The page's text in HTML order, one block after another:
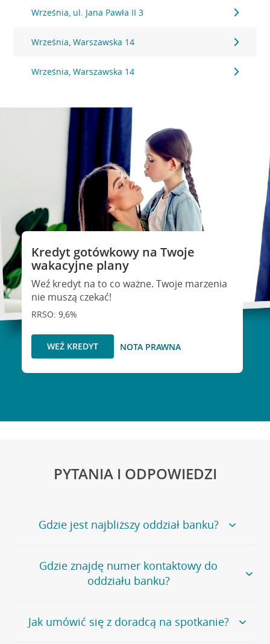
Września, ul. Jana Pawła II 3
Września, Warszawska 14
Września, Warszawska 14
Kredyt gotówkowy na Twoje
wakacyjne plany
Weź kredyt na to co ważne. Twoje marzenia
nie muszą czekać!
RRSO: 9,6%
WEŹ KREDYT NOTA PRAWNA
PYTANIA I ODPOWIEDZI
Gdzie jest najbliższy oddział banku?
Jeśli szukasz oddziału naszego banku, zapraszamy na
stronęPlacówki i bankomaty, na której znajduje się
wygodna wyszukiwarka.
oddziałów
Gdzie znajdę numer kontaktowy do
oddziału banku?
Bank Credit Agricole nie udostępnia ogólnego numeru
telefonu do placówki bankowej.
Jak umówić się z doradcą na spotkanie?